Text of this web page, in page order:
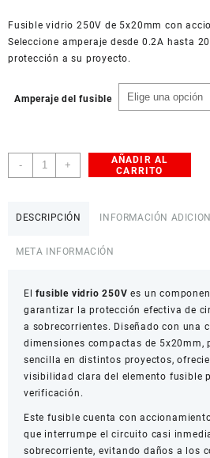
hasta
$ 500,0
American Dollar
Fusible vidrio 250V de 5x20mm con
Seleccione amperaje desde 0.2A hasta
protección a su proyecto.
Amperaje del fusible
-
Fusible
Corto
+
AÑADIR AL
CARRITO
DESCRIPCIÓN INFORMACIÓN
META INFORMACIÓN
Elfusible vidrio 250V es un
garantizar la protección efectiva de
a sobrecorrientes. Diseñado con una
dimensiones compactas de 5x20mm,
sencilla en distintos proyectos,
visibilidad clara del elemento fusible
verificación.
Este fusible cuenta con
que interrumpe el circuito casi
sobrecorriente, evitando daños a los